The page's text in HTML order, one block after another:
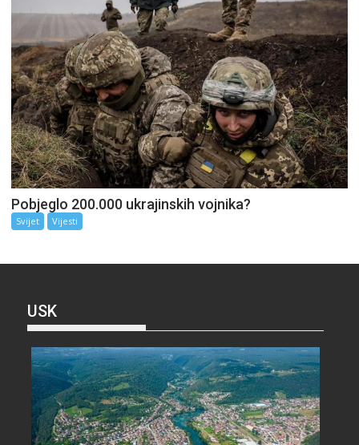
Pobjeglo 200.000 ukrajinskih vojnika?
Svijet Vijesti
USK